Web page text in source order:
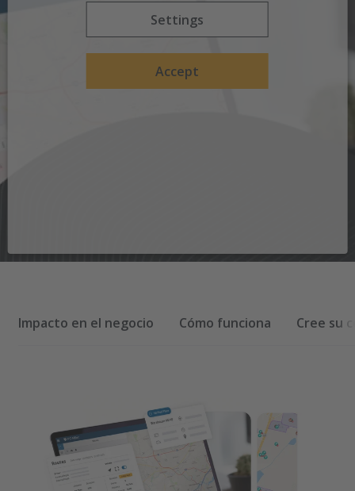
Settings
Accept
Impacto en el negocio Cómo funciona Cree su